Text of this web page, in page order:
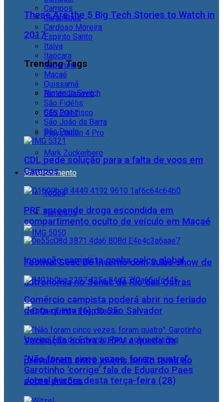
These Are the 5 Big Tech Stories to Watch in
2017
Trending Tags
Nintendo Switch
CES 2017
Playstation 4 Pro
Mark Zuckerberg
Entretenimento
Todos
Famosos
Festival Sesc de Inverno com aulas-show de
astronomia no Senac de Rio das Ostras
Vacinação contra o HPV e queda da
prevalência entre jovens serão tema do
Jornal Aurora desta terça-feira (28)
Campos
Carapebus
Cardoso Moreira
Espírito Santo
Italva
Itaocara
Itaperuna
Macaé
Quissamã
Rio de Janeiro
São Fidélis
São Francisco
São João da Barra
São Paulo
CDL pede solução para a falta de voos em
Campos
PRF apreende droga escondida em
compartimento oculto de veículo em Macaé
Inovação campista ganha palco global
Comércio campista poderá abrir no feriado
desta quinta (6) do São Salvador
“Não foram cinco vezes, foram quatro”:
Garotinho ‘corrige’ fala de Eduardo Paes
sobre prisões